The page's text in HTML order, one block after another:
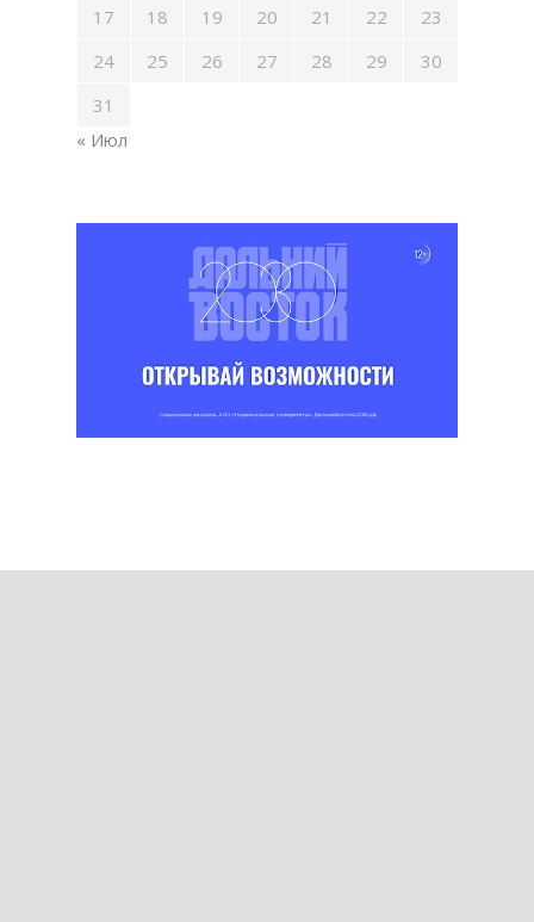
17
18 19 20 21 22
23
24
25 26 27 28 29
30
31
« Июл